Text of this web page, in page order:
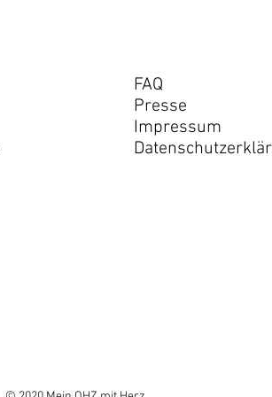
FAQ
Presse
Impressum